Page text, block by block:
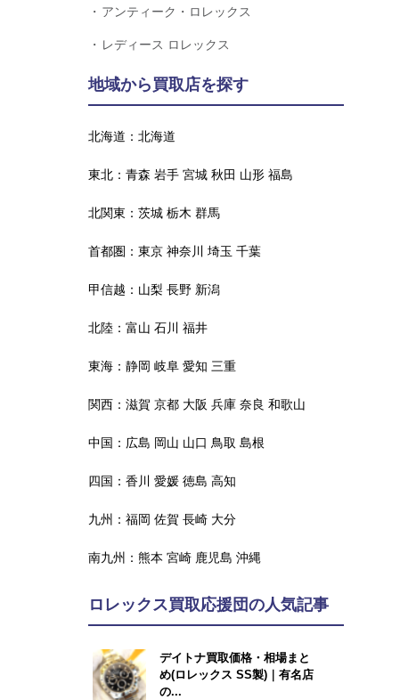
アンティーク・ロレックス
レディース ロレックス
地域から買取店を探す
北海道： 北海道
東北： 青森 岩手 宮城 秋田 山形 福島
北関東： 茨城 栃木 群馬
首都圏： 東京 神奈川 埼玉 千葉
甲信越： 山梨 長野 新潟
北陸： 富山 石川 福井
東海： 静岡 岐阜 愛知 三重
関西： 滋賀 京都 大阪 兵庫 奈良 和歌山
中国： 広島 岡山 山口 鳥取 島根
四国： 香川 愛媛 徳島 高知
九州： 福岡 佐賀 長崎 大分
南九州： 熊本 宮崎 鹿児島 沖縄
ロレックス買取応援団の人気記事
デイトナ買取価格・相場まと
め(ロレックス SS製)｜有名店
の...